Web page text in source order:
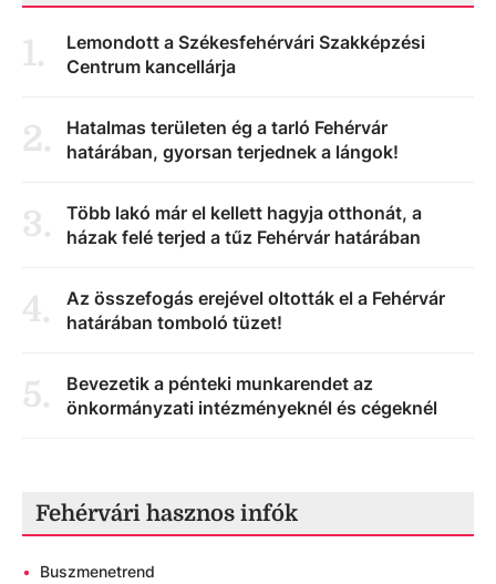
1.
Lemondott a Székesfehérvári Szakképzési
Centrum kancellárja
2.
Hatalmas területen ég a tarló Fehérvár
határában, gyorsan terjednek a lángok!
3.
Több lakó már el kellett hagyja otthonát, a
házak felé terjed a tűz Fehérvár határában
4.
Az összefogás erejével oltották el a Fehérvár
határában tomboló tüzet!
5.
Bevezetik a pénteki munkarendet az
önkormányzati intézményeknél és cégeknél
Fehérvári hasznos infók
• Buszmenetrend